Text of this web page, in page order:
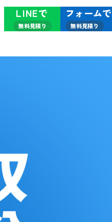
LINEで
無料見積り
フォームで
無料見積り